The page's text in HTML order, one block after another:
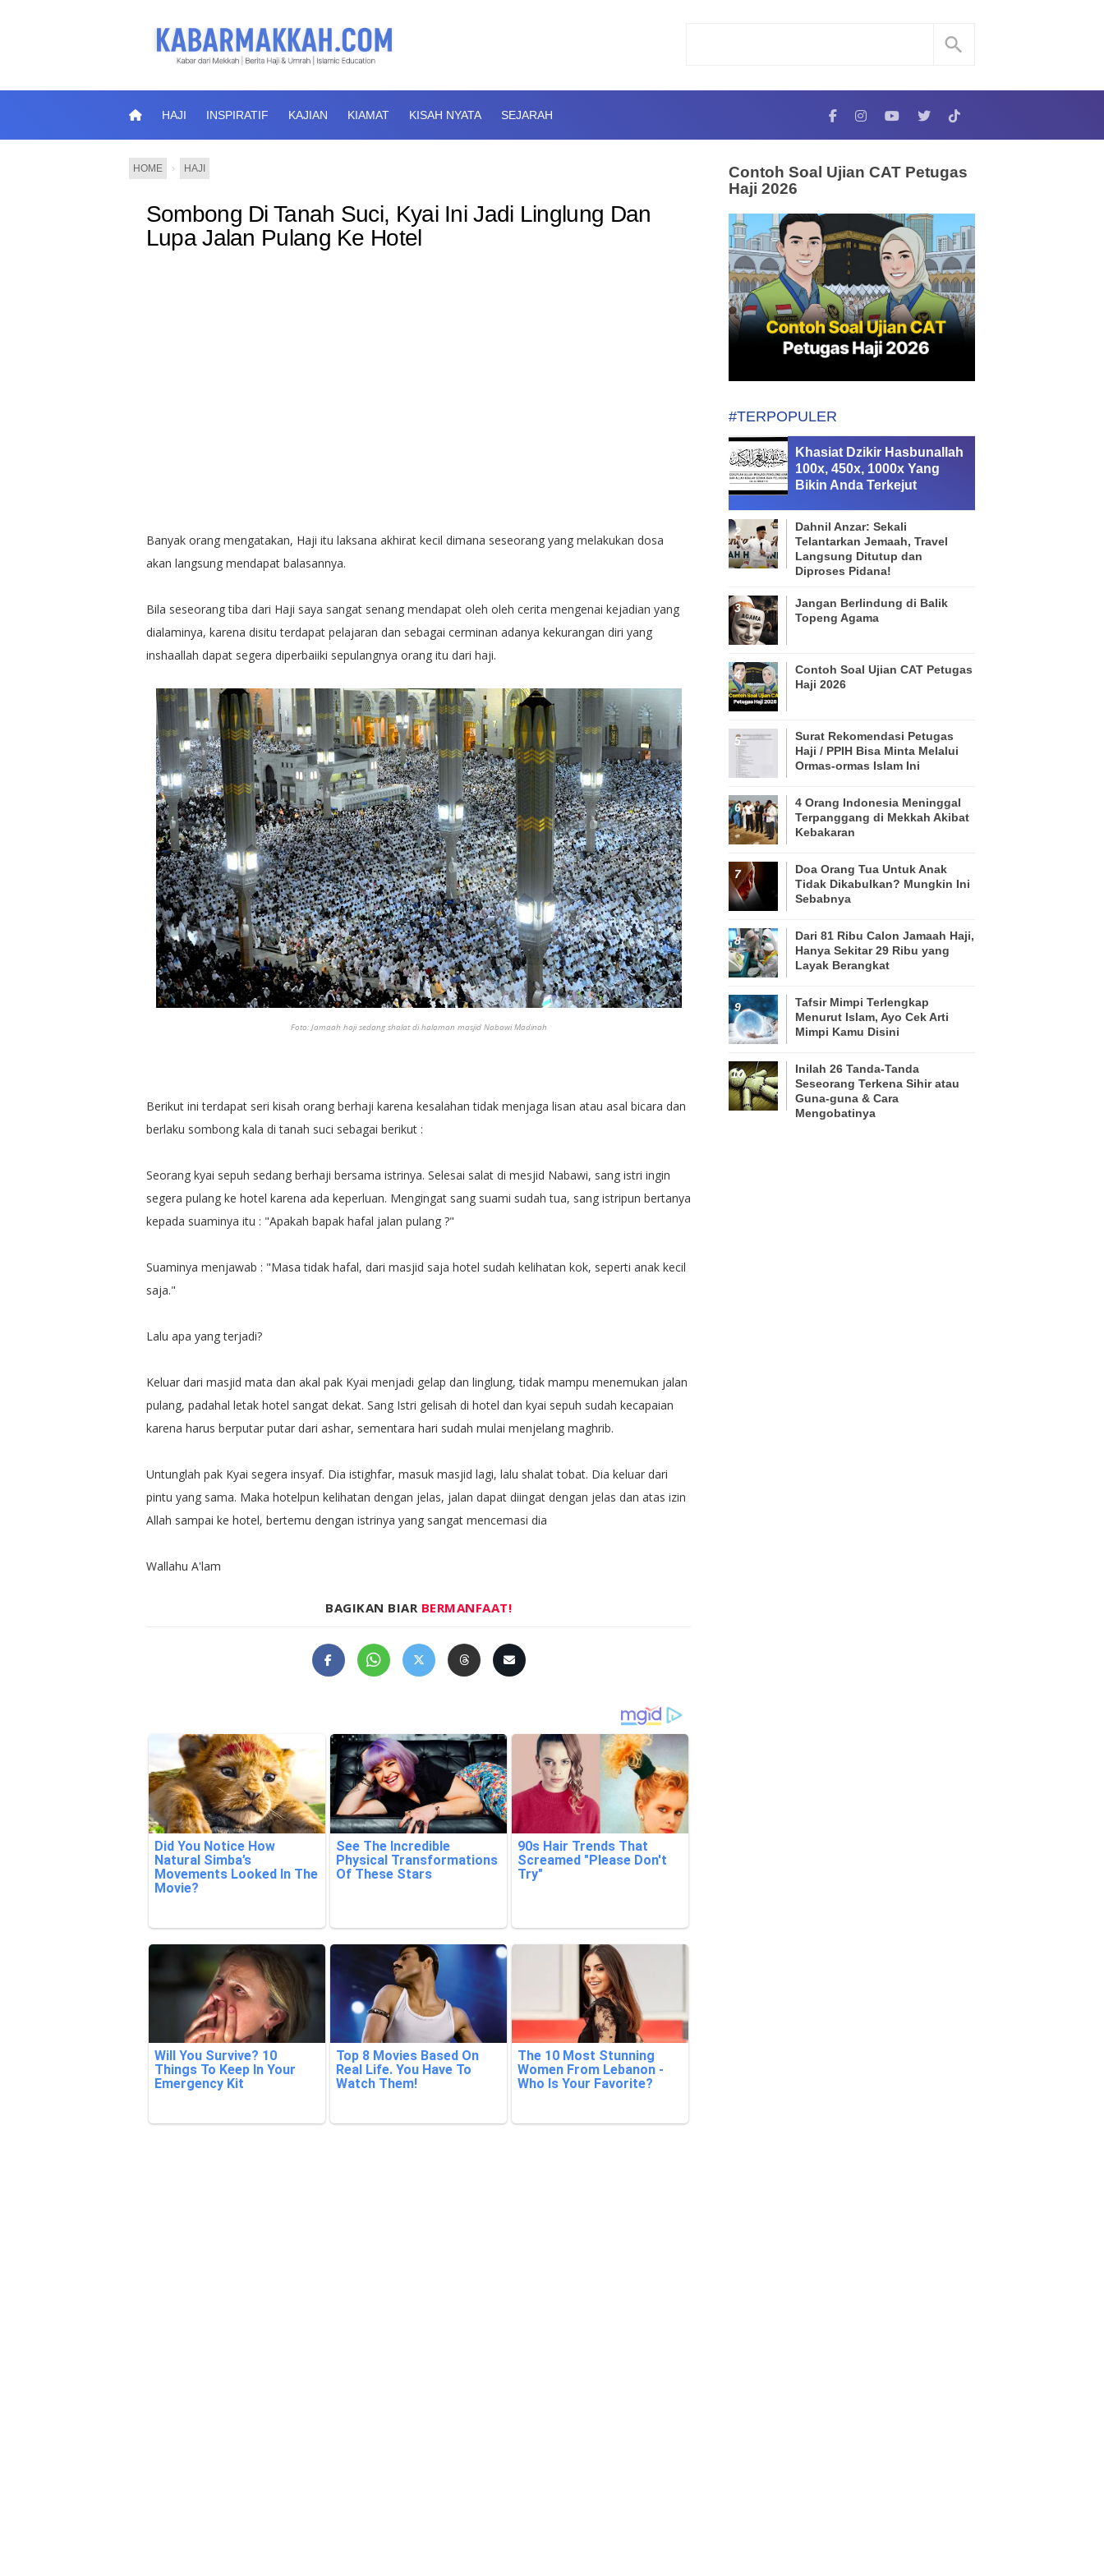
HAJI INSPIRATIF KAJIAN KIAMAT KISAH NYATA SEJARAH
HOME › HAJI
Sombong Di Tanah Suci, Kyai Ini Jadi Linglung Dan
Lupa Jalan Pulang Ke Hotel
Banyak orang mengatakan, Haji itu laksana akhirat kecil dimana seseorang yang melakukan dosa
akan langsung mendapat balasannya.
Bila seseorang tiba dari Haji saya sangat senang mendapat oleh oleh cerita mengenai kejadian yang
dialaminya, karena disitu terdapat pelajaran dan sebagai cerminan adanya kekurangan diri yang
inshaallah dapat segera diperbaiiki sepulangnya orang itu dari haji.
Foto: Jamaah haji sedang shalat di halaman masjid Nabawi Madinah
Berikut ini terdapat seri kisah orang berhaji karena kesalahan tidak menjaga lisan atau asal bicara dan
berlaku sombong kala di tanah suci sebagai berikut :
Seorang kyai sepuh sedang berhaji bersama istrinya. Selesai salat di mesjid Nabawi, sang istri ingin
segera pulang ke hotel karena ada keperluan. Mengingat sang suami sudah tua, sang istripun bertanya
kepada suaminya itu : "Apakah bapak hafal jalan pulang ?"
Suaminya menjawab : "Masa tidak hafal, dari masjid saja hotel sudah kelihatan kok, seperti anak kecil
saja."
Lalu apa yang terjadi?
Keluar dari masjid mata dan akal pak Kyai menjadi gelap dan linglung, tidak mampu menemukan jalan
pulang, padahal letak hotel sangat dekat. Sang Istri gelisah di hotel dan kyai sepuh sudah kecapaian
karena harus berputar putar dari ashar, sementara hari sudah mulai menjelang maghrib.
Untunglah pak Kyai segera insyaf. Dia istighfar, masuk masjid lagi, lalu shalat tobat. Dia keluar dari
pintu yang sama. Maka hotelpun kelihatan dengan jelas, jalan dapat diingat dengan jelas dan atas izin
Allah sampai ke hotel, bertemu dengan istrinya yang sangat mencemasi dia
Wallahu A'lam
BAGIKAN BIAR BERMANFAAT!
Contoh Soal Ujian CAT Petugas
Haji 2026
#TERPOPULER
Khasiat Dzikir Hasbunallah
100x, 450x, 1000x Yang
Bikin Anda Terkejut
Dahnil Anzar: Sekali
Telantarkan Jemaah, Travel
Langsung Ditutup dan
Diproses Pidana!
Jangan Berlindung di Balik
Topeng Agama
Contoh Soal Ujian CAT Petugas
Haji 2026
Surat Rekomendasi Petugas
Haji / PPIH Bisa Minta Melalui
Ormas-ormas Islam Ini
4 Orang Indonesia Meninggal
Terpanggang di Mekkah Akibat
Kebakaran
Doa Orang Tua Untuk Anak
Tidak Dikabulkan? Mungkin Ini
Sebabnya
Dari 81 Ribu Calon Jamaah Haji,
Hanya Sekitar 29 Ribu yang
Layak Berangkat
Tafsir Mimpi Terlengkap
Menurut Islam, Ayo Cek Arti
Mimpi Kamu Disini
Inilah 26 Tanda-Tanda
Seseorang Terkena Sihir atau
Guna-guna & Cara
Mengobatinya